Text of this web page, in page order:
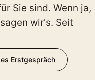
Sie sind. Wenn ja,
wir's. Seit
Erstgespräch